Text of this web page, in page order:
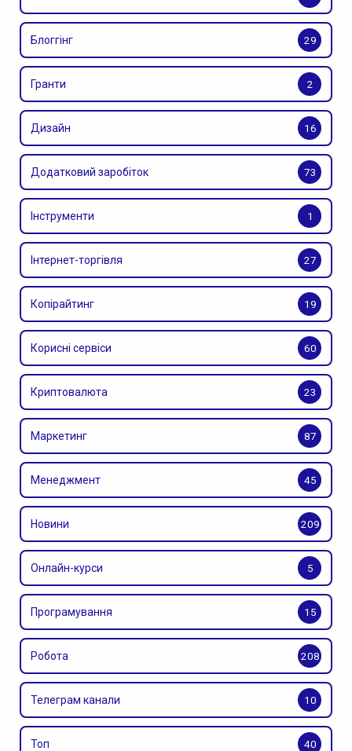
Блоггінг 29
Гранти 2
Дизайн 16
Додатковий заробіток 73
Інструменти 1
Інтернет-торгівля 27
Копірайтинг 19
Корисні сервіси 60
Криптовалюта 23
Маркетинг 87
Менеджмент 45
Новини 209
Онлайн-курси 5
Програмування 15
Робота 208
Телеграм канали 10
Топ 40